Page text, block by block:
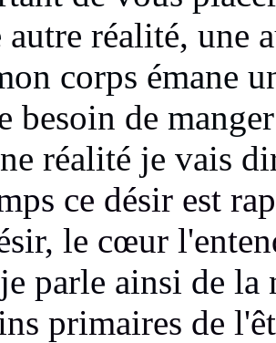
autre réalité, une
corps émane
besoin de
réalité je vais
ce désir est
le cœur
parle ainsi de
primaires de